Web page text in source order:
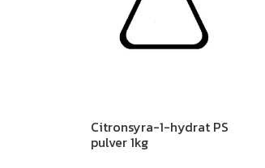
Citronsyra-1-hydrat PS
pulver 1kg